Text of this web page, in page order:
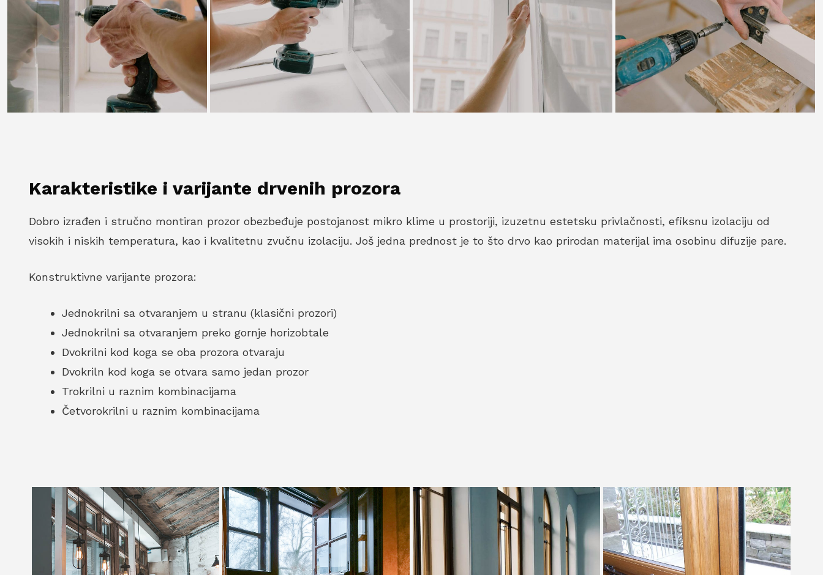
Karakteristike i varijante drvenih prozora
Dobro izrađen i stručno montiran prozor obezbeđuje postojanost mikro klime u prostoriji, izuzetnu estetsku privlačnosti, efiksnu izolaciju od
visokih i niskih temperatura, kao i kvalitetnu zvučnu izolaciju. Još jedna prednost je to što drvo kao prirodan materijal ima osobinu difuzije pare.
Konstruktivne varijante prozora:
Jednokrilni sa otvaranjem u stranu (klasični prozori)
Jednokrilni sa otvaranjem preko gornje horizobtale
Dvokrilni kod koga se oba prozora otvaraju
Dvokriln kod koga se otvara samo jedan prozor
Trokrilni u raznim kombinacijama
Četvorokrilni u raznim kombinacijama